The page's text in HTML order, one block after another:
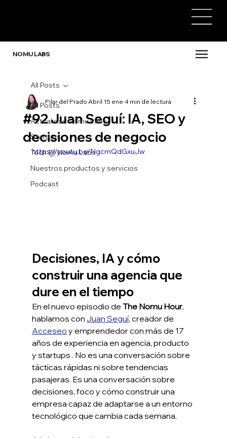
NOMU LABS
All Posts
Actualidad Nomu Labs
Startups
Tech @ Nomu Labs
Nuestros productos y servicios
Podcast
All Posts
#92 Juan Seguí: IA, SEO y
decisiones de negocio
Pilar del Prado Abril 15 ene 4 min de lectura
https://youtu.be/NgcmQdGxuJw
Decisiones, IA y cómo
construir una agencia que
dure en el tiempo
En el nuevo episodio de The Nomu Hour,
hablamos con Juan Seguí, creador de
Acceseo y emprendedor con más de 17
años de experiencia en agencia, producto
y startups . No es una conversación sobre
tácticas rápidas ni sobre tendencias
pasajeras. Es una conversación sobre
decisiones, foco y cómo construir una
empresa capaz de adaptarse a un entorno
tecnológico que cambia cada semana.